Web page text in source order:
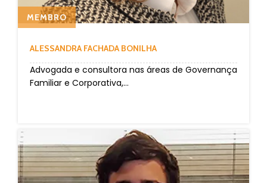
MEMBRO
ALESSANDRA FACHADA BONILHA
Advogada e consultora nas áreas de Governança
Familiar e Corporativa,...